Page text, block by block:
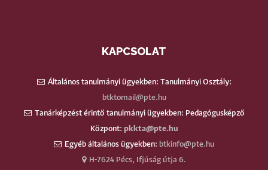
KAPCSOLAT
Általános tanulmányi ügyekben: Tanulmányi Osztály:
btktomail@pte.hu
Tanárképzést érintő tanulmányi ügyekben: Pedagógusképző
Központ: pkkta@pte.hu
Egyéb általános ügyekben: btkinfo@pte.hu
H-7624 Pécs, Ifjúság útja 6.